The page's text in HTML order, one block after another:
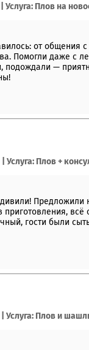
Услуга: Плов на
от общения
Помогли даже с
подождали —
Услуга: Плов +
Предложили
приготовления, всё
гости были
| Услуга: Плов и